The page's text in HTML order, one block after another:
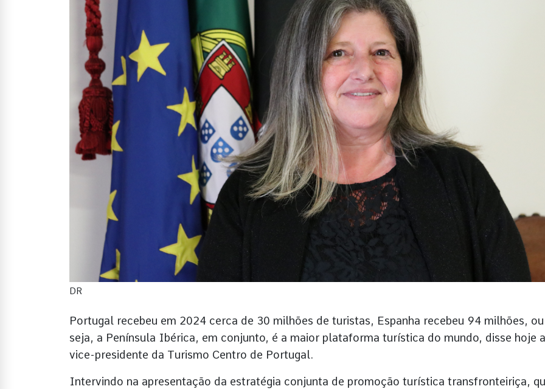
DR
Portugal recebeu em 2024 cerca de 30 milhões de turistas, Espanha recebeu 94 milhões, ou
seja, a Península Ibérica, em conjunto, é a maior plataforma turística do mundo, disse hoje a
vice-presidente da Turismo Centro de Portugal.
Intervindo na apresentação da estratégia conjunta de promoção turística transfronteiriça,